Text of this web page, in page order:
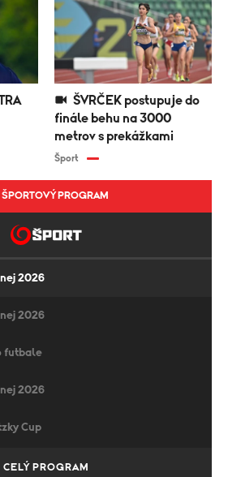
finále behu na 3000
metrov s prekážkami
Šport
ŠPORTOVÝ PROGRAM
2026
2026
futbale
2026
Cup
CELÝ PROGRAM